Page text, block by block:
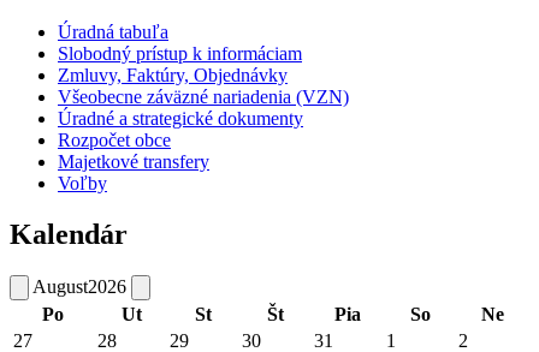
Úradná tabuľa
Slobodný prístup k informáciam
Zmluvy, Faktúry, Objednávky
Všeobecne záväzné nariadenia (VZN)
Úradné a strategické dokumenty
Rozpočet obce
Majetkové transfery
Voľby
Kalendár
August2026
Po
Ut St Št Pia So
Ne
27
28 29 30 31 1 2